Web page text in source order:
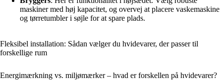
maskiner med høj kapacitet, og overvej at placere vaskemaskine
og tørretumbler i søjle for at spare plads.
Fleksibel installation: Sådan vælger du hvidevarer, der passer til
forskellige rum
Energimærkning vs. miljømærker – hvad er forskellen på hvidevarer?